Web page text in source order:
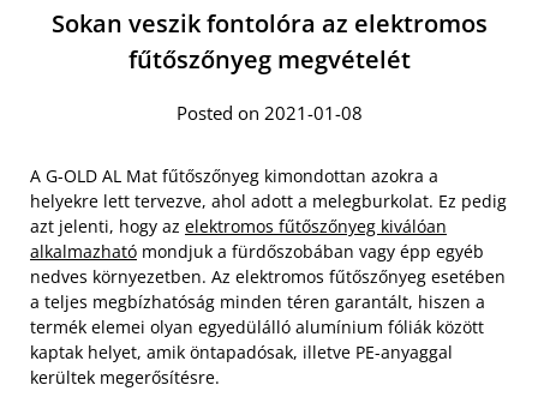
Sokan veszik fontolóra az elektromos
fűtőszőnyeg megvételét
Posted on 2021-01-08
A G-OLD AL Mat fűtőszőnyeg kimondottan azokra a
helyekre lett tervezve, ahol adott a melegburkolat. Ez pedig
azt jelenti, hogy az elektromos fűtőszőnyeg kiválóan
alkalmazható mondjuk a fürdőszobában vagy épp egyéb
nedves környezetben. Az elektromos fűtőszőnyeg esetében
a teljes megbízhatóság minden téren garantált, hiszen a
termék elemei olyan egyedülálló alumínium fóliák között
kaptak helyet, amik öntapadósak, illetve PE-anyaggal
kerültek megerősítésre.